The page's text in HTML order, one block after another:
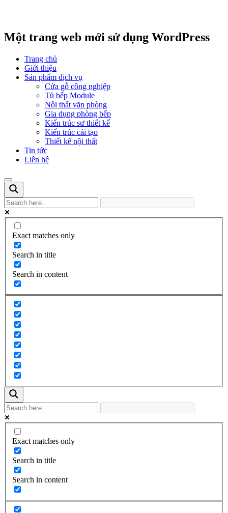
Một trang web mới sử dụng WordPress
Trang chủ
Giới thiệu
Sản phẩm dịch vụ
Cửa gỗ công nghiệp
Tủ bếp Module
Nội thất văn phòng
Gia dụng phòng bếp
Kiến trúc sư thiết kế
Kiến trúc cải tạo
Thiết kế nội thất
Tin tức
Liên hệ
Exact matches only
Search in title
Search in content
Exact matches only
Search in title
Search in content